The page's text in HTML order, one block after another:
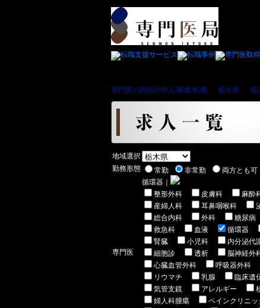
専門医の医師の求人/募集/転職 栃木県 循
地域選択
勤務形態
常勤 非常勤 両方とも可
専門医
循環器｜
整形外科
皮膚科 麻酔
産婦人科
耳鼻咽喉科
総合内科
外科 糖尿病
救急科
血液 循環器
腎臓
小児科 内分泌代
細胞診
透析 脳神経外
心臓血管外科
呼吸器外科
リウマチ
乳腺 臨床遺
気管支鏡
アレルギー
婦人科腫瘍
ペインクリニッ